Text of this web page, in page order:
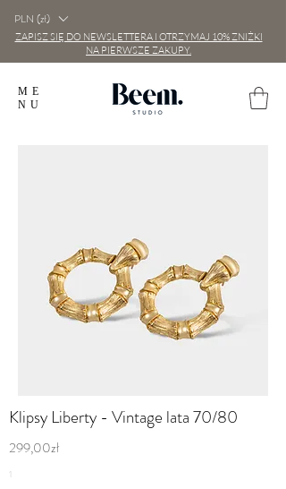
ME
NU
PLN (zł)
ZAPISZ SIĘ DO NEWSLETTERA I OTRZYMAJ 10% ZNIŻKI
NA PIERWSZE ZAKUPY.
Klipsy Liberty - Vintage lata 70/80
299,00zł
1